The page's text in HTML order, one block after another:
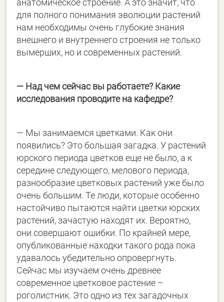
анатомическое строение. А это значит, что
для полного понимания эволюции растений
нам необходимы очень глубокие знания
внешнего и внутреннего строения не только
вымерших, но и современных растений.
— Над чем сейчас вы работаете? Какие
исследования проводите на кафедре?
— Мы занимаемся цветками. Как они
появились? Это большая загадка. У растений
юрского периода цветков еще не было, а к
середине следующего, мелового периода,
разнообразие цветковых растений уже было
очень большим. Те люди, которые особенно
настойчиво пытаются найти цветки юрских
растений, зачастую находят их. Вероятно,
они совершают ошибки. По крайней мере,
опубликованные находки такого рода пока
удавалось убедительно опровергнуть.
Сейчас мы изучаем очень древнее
современное цветковое растение –
роголистник. Это одно из тех загадочных